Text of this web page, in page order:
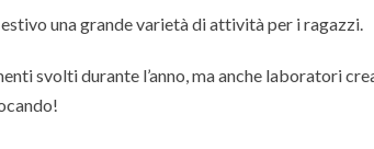
una grande varietà di attività per i ragazzi.
svolti durante l’anno, ma anche laboratori